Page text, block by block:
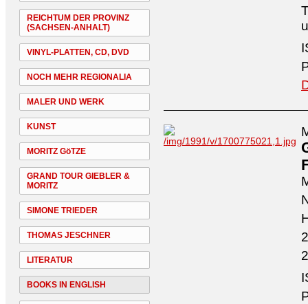
REICHTUM DER PROVINZ
(SACHSEN-ANHALT)
VINYL-PLATTEN, CD, DVD
NOCH MEHR REGIONALIA
MALER UND WERK
KUNST
MORITZ GöTZE
GRAND TOUR GIEBLER &
MORITZ
SIMONE TRIEDER
THOMAS JESCHNER
LITERATUR
BOOKS IN ENGLISH